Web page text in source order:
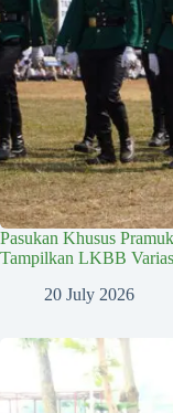
Pasukan Khusus
Tampilkan LKBB
20 July 2026